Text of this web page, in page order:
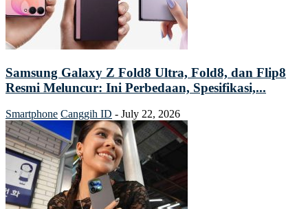
Samsung Galaxy Z Fold8 Ultra, Fold8, dan Flip8
Resmi Meluncur: Ini Perbedaan, Spesifikasi,...
Smartphone Canggih ID - July 22, 2026